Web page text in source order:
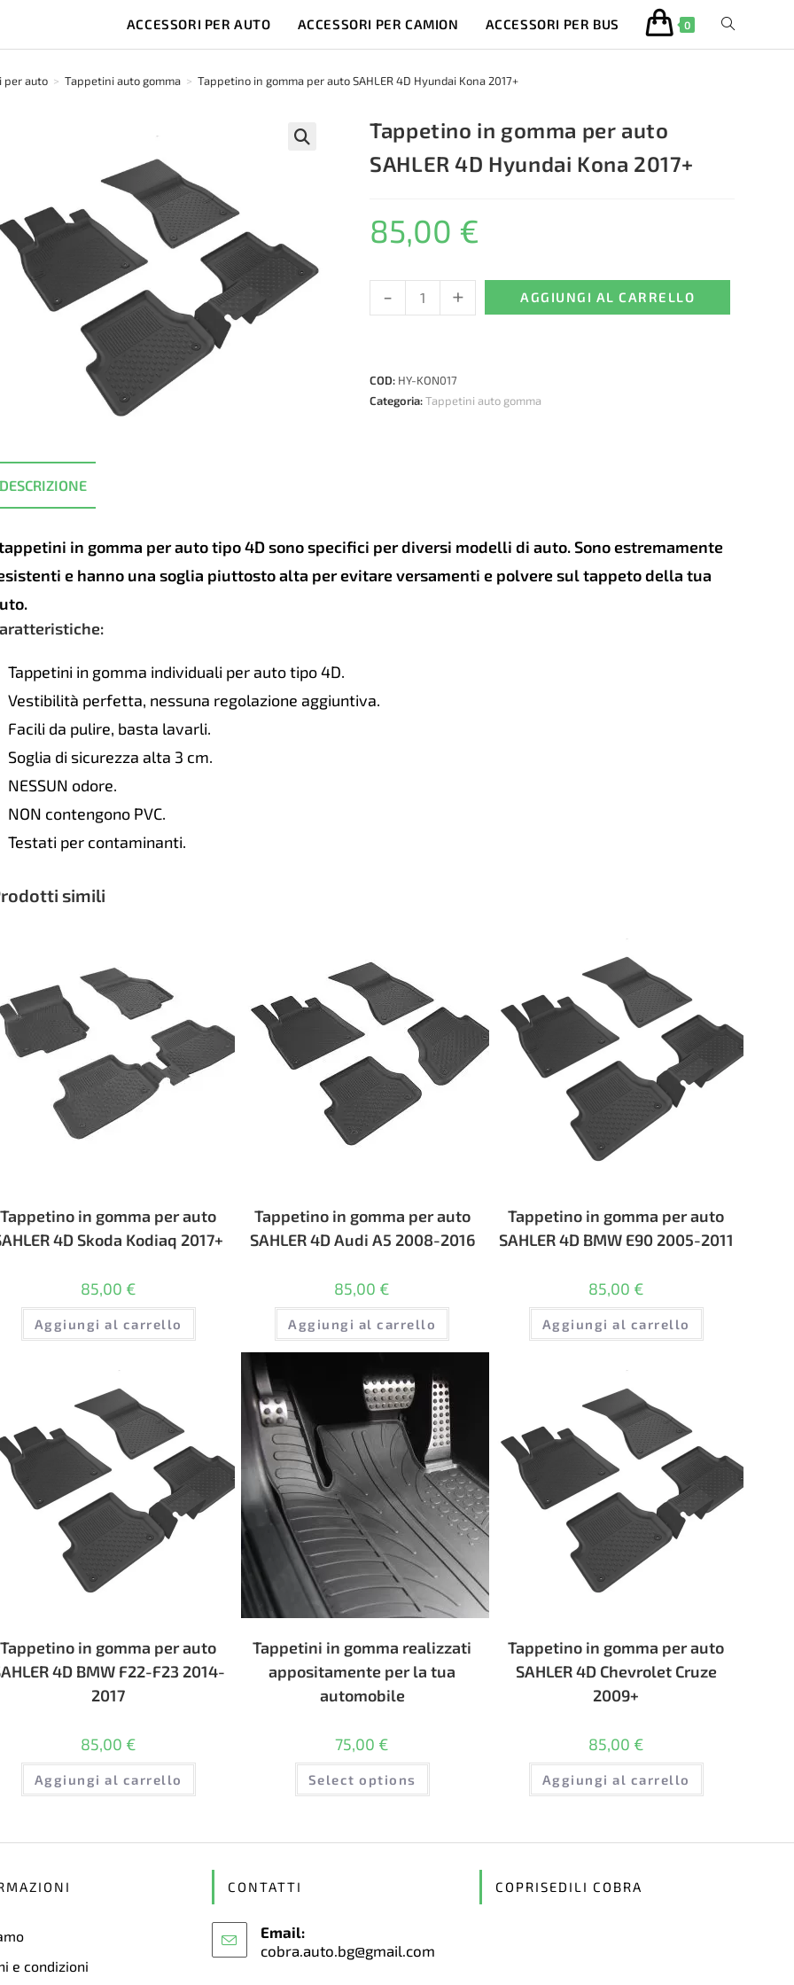
ACCESSORI PER AUTO ACCESSORI PER CAMION ACCESSORI PER BUS 0 ATTIVA/
per auto > Tappetini auto gomma > Tappetino in gomma per auto SAHLER 4D Hyundai Kona 2017+
Tappetino in gomma per auto
SAHLER 4D Hyundai Kona 2017+
85,00 €
Tappetino
in
auto
SAHLER
- + AGGIUNGI AL CARRELLO
COD: HY-KON017
Categoria:Tappetini auto gomma
in gomma per auto tipo 4D sono specifici per diversi modelli di auto. Sono estremamente
e hanno una soglia piuttosto alta per evitare versamenti e polvere sul tappeto della tua
Tappetini in gomma individuali per auto tipo 4D.
Vestibilità perfetta, nessuna regolazione aggiuntiva.
Facili da pulire, basta lavarli.
Soglia di sicurezza alta 3 cm.
NESSUN odore.
NON contengono PVC.
Testati per contaminanti.
simili
Tappetino in gomma per auto
4D Skoda Kodiaq 2017+
85,00 €
Aggiungi al carrello
Tappetino in gomma per auto
SAHLER 4D Audi A5 2008-2016
85,00 €
Aggiungi al carrello
Tappetino in gomma per auto
SAHLER 4D BMW E90 2005-2011
85,00 €
Aggiungi al carrello
Tappetino in gomma per auto
4D BMW F22-F23 2014-
2017
85,00 €
Aggiungi al carrello
Tappetini in gomma realizzati
appositamente per la tua
automobile
75,00 €
Select options
Tappetino in gomma per auto
SAHLER 4D Chevrolet Cruze
2009+
85,00 €
Aggiungi al carrello
e condizioni
CONTATTI
Email:
cobra.auto.bg@gmail.comOpens
COPRISEDILI COBRA